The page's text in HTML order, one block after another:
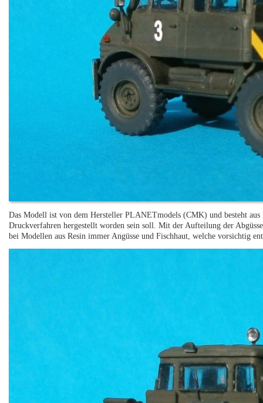
Das Modell ist von dem Hersteller PLANETmodels (CMK) und besteht
Druckverfahren hergestellt worden sein soll. Mit der Aufteilung der
bei Modellen aus Resin immer Angüsse und Fischhaut, welche vorsichtig